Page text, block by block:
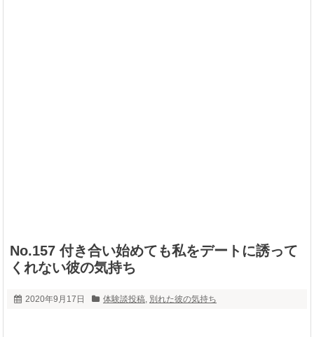
No.157 付き合い始めても私をデートに誘って
くれない彼の気持ち
2020年9月17日 体験談投稿, 別れた彼の気持ち